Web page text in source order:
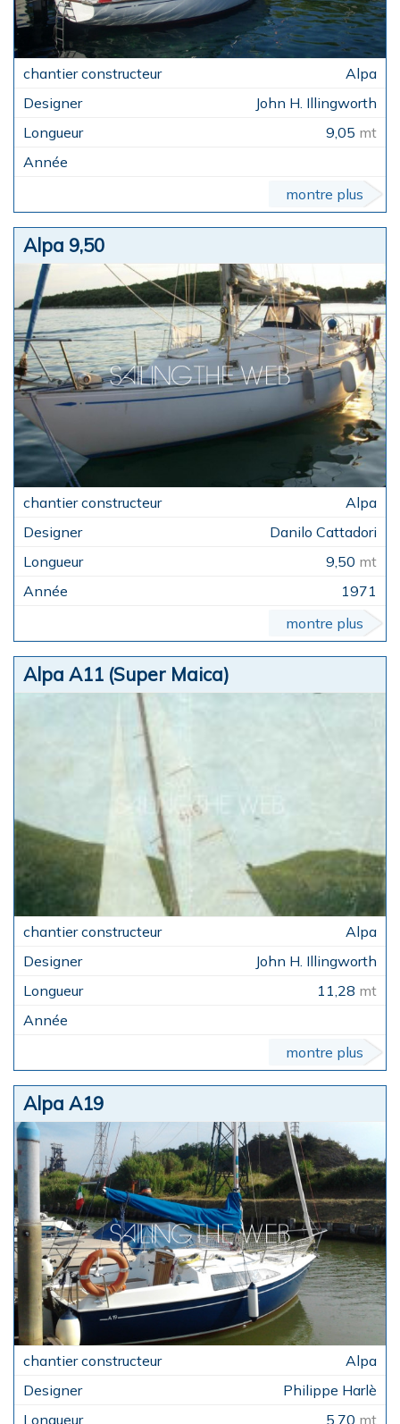
Alpa
John H. Illingworth
9,05 mt
montre plus
Alpa 9,50
Alpa
Danilo Cattadori
9,50 mt
1971
montre plus
Alpa A11 (Super Maica)
Alpa
John H. Illingworth
11,28 mt
montre plus
Alpa A19
Alpa
Philippe Harlè
5,70 mt